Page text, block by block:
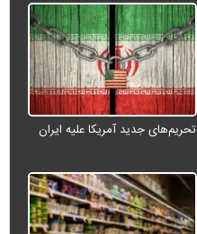
تحریم‌های جدید آمریکا علیه ایران